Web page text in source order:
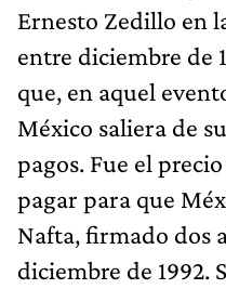
Ernesto Zedillo en
entre diciembre de
que, en aquel
México saliera de
pagos. Fue el
pagar para que
Nafta, firmado dos
diciembre de 1992.